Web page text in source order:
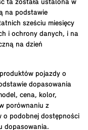
ta została ustalona w
na podstawie
sześciu miesięcy
i ochrony danych, i na
na dzień
pojazdy o
dopasowania
cena, kolor,
porównaniu z
o podobnej dostępności
dopasowania.